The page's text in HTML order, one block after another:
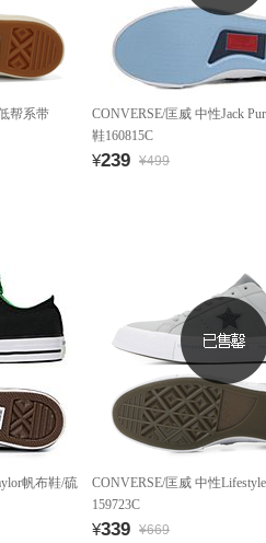
帮系带
CONVERSE/匡威 中性Jack
鞋160815C
¥239 ¥499
帆布鞋/硫
CONVERSE/匡威 中性
159723C
¥339 ¥669